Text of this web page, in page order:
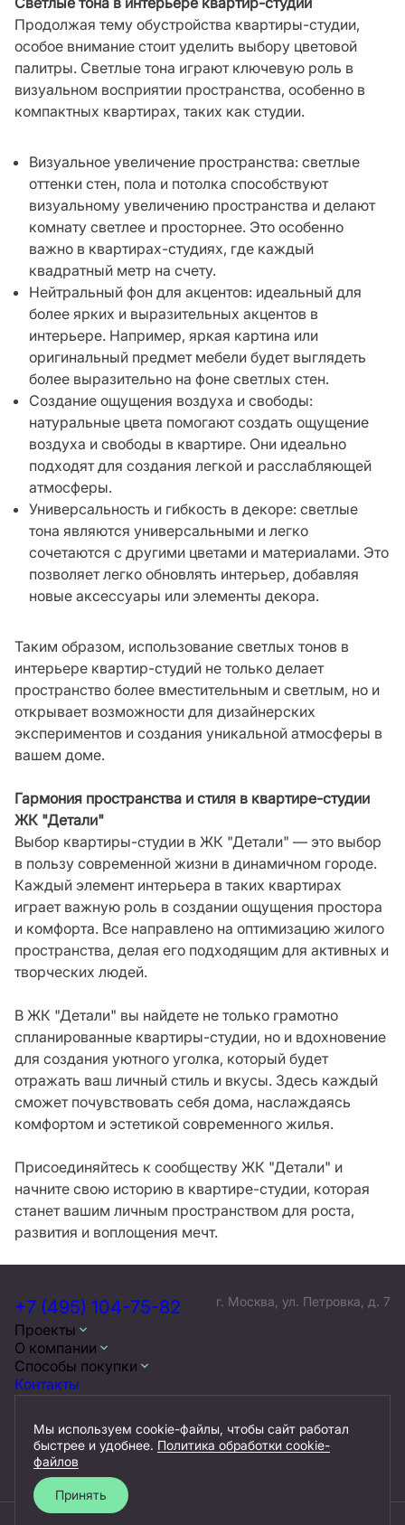
Продолжая тему обустройства квартиры-студии,
особое внимание стоит уделить выбору цветовой
палитры. Светлые тона играют ключевую роль в
визуальном восприятии пространства, особенно в
компактных квартирах, таких как студии.
Визуальное увеличение пространства: светлые
оттенки стен, пола и потолка способствуют
визуальному увеличению пространства и делают
комнату светлее и просторнее. Это особенно
важно в квартирах-студиях, где каждый
квадратный метр на счету.
Нейтральный фон для акцентов: идеальный для
более ярких и выразительных акцентов в
интерьере. Например, яркая картина или
оригинальный предмет мебели будет выглядеть
более выразительно на фоне светлых стен.
Создание ощущения воздуха и свободы:
натуральные цвета помогают создать ощущение
воздуха и свободы в квартире. Они идеально
подходят для создания легкой и расслабляющей
атмосферы.
Универсальность и гибкость в декоре: светлые
тона являются универсальными и легко
сочетаются с другими цветами и материалами. Это
позволяет легко обновлять интерьер, добавляя
новые аксессуары или элементы декора.
Таким образом, использование светлых тонов в
интерьере квартир-студий не только делает
пространство более вместительным и светлым, но и
открывает возможности для дизайнерских
экспериментов и создания уникальной атмосферы в
вашем доме.
Гармония пространства и стиля в квартире-студии
ЖК "Детали"
Выбор квартиры-студии в ЖК "Детали" — это выбор
в пользу современной жизни в динамичном городе.
Каждый элемент интерьера в таких квартирах
играет важную роль в создании ощущения простора
и комфорта. Все направлено на оптимизацию жилого
пространства, делая его подходящим для активных и
творческих людей.
В ЖК "Детали" вы найдете не только грамотно
спланированные квартиры-студии, но и вдохновение
для создания уютного уголка, который будет
отражать ваш личный стиль и вкусы. Здесь каждый
сможет почувствовать себя дома, наслаждаясь
комфортом и эстетикой современного жилья.
Присоединяйтесь к сообществу ЖК "Детали" и
начните свою историю в квартире-студии, которая
станет вашим личным пространством для роста,
развития и воплощения мечт.
Проекты
О компании
Способы покупки
Контакты
Документы
+7 (495) 104-75-82 г. Москва, ул. Петровка, д. 7
Мы используем cookie-файлы, чтобы сайт работал
быстрее и удобнее. Политика обработки cookie-
файлов
Принять